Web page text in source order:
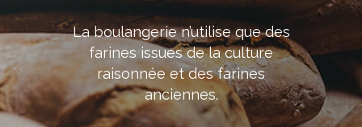
La boulangerie n’utilise que des
farines issues de la culture
raisonnée et des farines
anciennes.